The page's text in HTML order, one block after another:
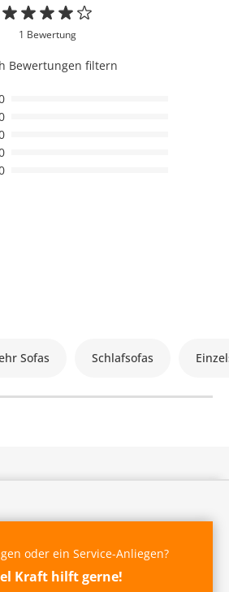
1 Bewertung
Bewertungen filtern
Sofas Schlafsofas
oder ein Service-Anliegen?
Kraft hilft gerne!